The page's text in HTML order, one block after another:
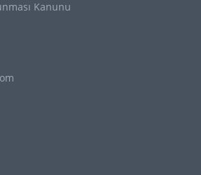
Kanunu